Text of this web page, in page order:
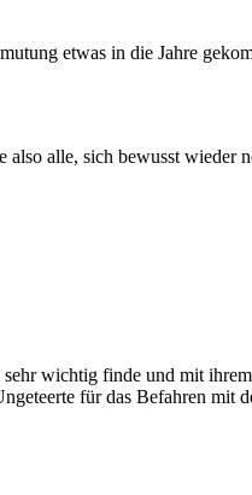
etwas in die Jahre
alle, sich bewusst wieder
wichtig finde und mit
für das Befahren mit